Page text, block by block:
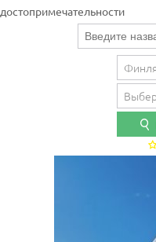
достопримечательности